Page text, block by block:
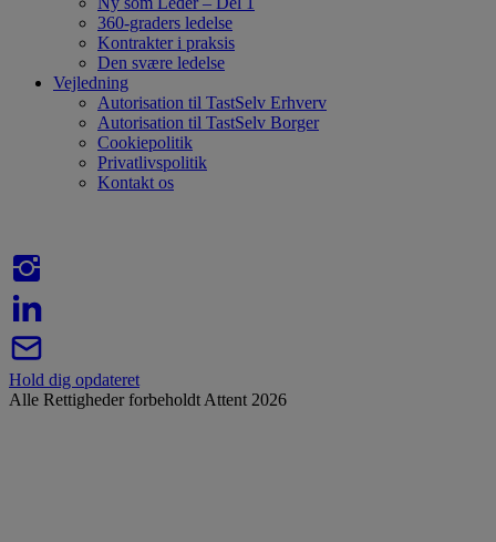
360-graders ledelse
Kontrakter i praksis
Den svære ledelse
Vejledning
Autorisation til TastSelv Erhverv
Autorisation til TastSelv Borger
Cookiepolitik
Privatlivspolitik
Kontakt os
Hold dig opdateret
Alle Rettigheder forbeholdt Attent 2026